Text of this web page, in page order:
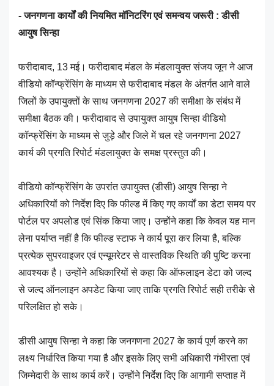
- जनगणना कार्यों की नियमित मॉनिटरिंग एवं समन्वय जरूरी : डीसी
आयुष सिन्हा
फरीदाबाद, 13 मई। फरीदाबाद मंडल के मंडलायुक्त संजय जून ने आज
वीडियो कॉन्फ्रेंसिंग के माध्यम से फरीदाबाद मंडल के अंतर्गत आने वाले
जिलों के उपायुक्तों के साथ जनगणना 2027 की समीक्षा के संबंध में
समीक्षा बैठक की। फरीदाबाद से उपायुक्त आयुष सिन्हा वीडियो
कॉन्फ्रेंसिंग के माध्यम से जुड़े और जिले में चल रहे जनगणना 2027
कार्य की प्रगति रिपोर्ट मंडलायुक्त के समक्ष प्रस्तुत की।
वीडियो कॉन्फ्रेंसिंग के उपरांत उपायुक्त (डीसी) आयुष सिन्हा ने
अधिकारियों को निर्देश दिए कि फील्ड में किए गए कार्यों का डेटा समय पर
पोर्टल पर अपलोड एवं सिंक किया जाए। उन्होंने कहा कि केवल यह मान
लेना पर्याप्त नहीं है कि फील्ड स्टाफ ने कार्य पूरा कर लिया है, बल्कि
प्रत्येक सुपरवाइजर एवं एन्यूमरेटर से वास्तविक स्थिति की पुष्टि करना
आवश्यक है। उन्होंने अधिकारियों से कहा कि ऑफलाइन डेटा को जल्द
से जल्द ऑनलाइन अपडेट किया जाए ताकि प्रगति रिपोर्ट सही तरीके से
परिलक्षित हो सके।
डीसी आयुष सिन्हा ने कहा कि जनगणना 2027 के कार्य पूर्ण करने का
लक्ष्य निर्धारित किया गया है और इसके लिए सभी अधिकारी गंभीरता एवं
जिम्मेदारी के साथ कार्य करें। उन्होंने निर्देश दिए कि आगामी सप्ताह में